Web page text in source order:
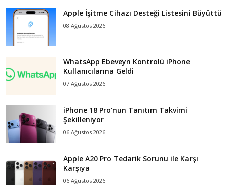
Apple İşitme Cihazı Desteği Listesini Büyüttü
08 Ağustos 2026
WhatsApp Ebeveyn Kontrolü iPhone
Kullanıcılarına Geldi
07 Ağustos 2026
iPhone 18 Pro’nun Tanıtım Takvimi
Şekilleniyor
06 Ağustos 2026
Apple A20 Pro Tedarik Sorunu ile Karşı
Karşıya
06 Ağustos 2026